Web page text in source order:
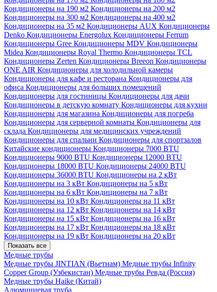
Кондиционеры на 190 м2 Кондиционеры на 200 м2
Кондиционеры на 300 м2 Кондиционеры на 400 м2
Кондиционеры на 35 м2 Кондиционеры AUX Кондиционеры
Denko Кондиционеры Energolux Кондиционеры Ferrum
Кондиционеры Gree Кондиционеры MDV Кондиционеры
Midea Кондиционеры Royal Thermo Кондиционеры TCL
Кондиционеры Zerten Кондиционеры Breeon Кондиционеры
ONE AIR Кондиционеры для холодильной камеры
Кондиционеры для кафе и ресторана Кондиционеры для
офиса Кондиционеры для больших помещений
Кондиционеры для гостиницы Кондиционеры для дачи
Кондиционеры в детскую комнату Кондиционеры для кухни
Кондиционеры для магазина Кондиционеры для погреба
Кондиционеры для серверной комнаты Кондиционеры для
склада Кондиционеры для медицинских учреждений
Кондиционеры для спальни Кондиционеры для спортзалов
Китайские кондиционеры Кондиционеры 7000 BTU
Кондиционеры 9000 BTU Кондиционеры 12000 BTU
Кондиционеры 18000 BTU Кондиционеры 24000 BTU
Кондиционеры 36000 BTU Кондиционеры на 2 кВт
Кондиционеры на 3 кВт Кондиционеры на 5 кВт
Кондиционеры на 6 кВт Кондиционеры на 7 кВт
Кондиционеры на 10 кВт Кондиционеры на 11 кВт
Кондиционеры на 12 кВт Кондиционеры на 14 кВт
Кондиционеры на 15 кВт Кондиционеры на 16 кВт
Кондиционеры на 17 кВт Кондиционеры на 18 кВт
Кондиционеры на 19 кВт Кондиционеры на 20 кВт
Показать все
Медные трубы
Медные трубы JINTIAN (Вьетнам) Медные трубы Infinity
Copper Group (Узбекистан) Медные трубы Ревда (Россия)
Медные трубы Haike (Китай)
Алюминиевая труба